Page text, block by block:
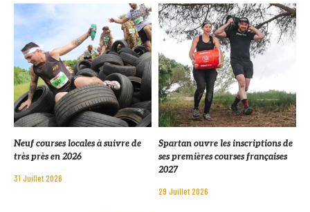
Neuf courses locales à suivre de
très près en 2026
31 Juillet 2026
Spartan ouvre les inscriptions de
ses premières courses françaises
2027
29 Juillet 2026